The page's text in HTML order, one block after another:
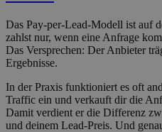
Das Pay-per-Lead-Modell ist auf
zahlst nur, wenn eine Anfrage
Das Versprechen: Der Anbieter
Ergebnisse.
In der Praxis funktioniert es oft
Traffic ein und verkauft dir die
Damit verdient er die Differenz
und deinem Lead-Preis. Und